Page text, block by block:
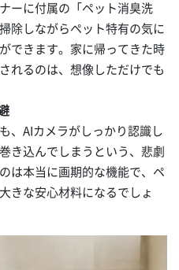
ーに付属の「ペット消臭洗
除しながらペット特有の気に
できます。家に帰ってきた時
れるのは、想像しただけでも
、AIカメラがしっかり認識し
き込んでしまうという、悲劇
は本当に画期的な機能で、ペ
きな安心材料になるでしょ